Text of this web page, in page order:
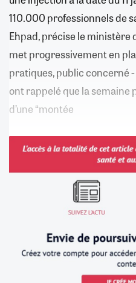
110.000 professionnels de
Ehpad, précise le ministère
met progressivement en
pratiques, public concerné -
ont rappelé que la semaine
d’une “montée